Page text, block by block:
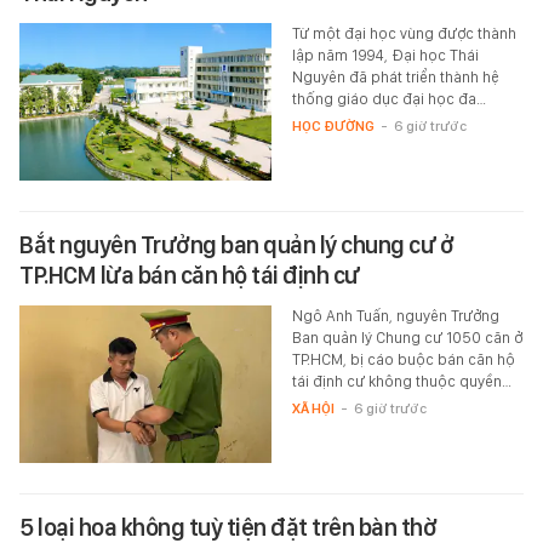
Từ một đại học vùng được thành
lập năm 1994, Đại học Thái
Nguyên đã phát triển thành hệ
thống giáo dục đại học đa…
HỌC ĐƯỜNG - 6 giờ trước
Bắt nguyên Trưởng ban quản lý chung cư ở
TP.HCM lừa bán căn hộ tái định cư
Ngô Anh Tuấn, nguyên Trưởng
Ban quản lý Chung cư 1050 căn ở
TP.HCM, bị cáo buộc bán căn hộ
tái định cư không thuộc quyền…
XÃ HỘI - 6 giờ trước
5 loại hoa không tuỳ tiện đặt trên bàn thờ